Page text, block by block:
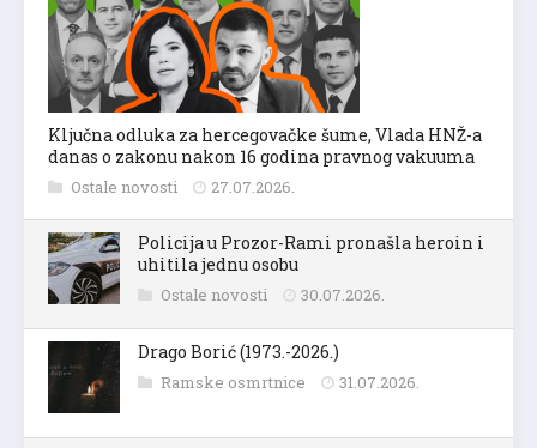
Ključna odluka za hercegovačke šume, Vlada HNŽ-a
danas o zakonu nakon 16 godina pravnog vakuuma
Ostale novosti 27.07.2026.
Policija u Prozor-Rami pronašla heroin i
uhitila jednu osobu
Ostale novosti 30.07.2026.
Drago Borić (1973.-2026.)
Ramske osmrtnice 31.07.2026.